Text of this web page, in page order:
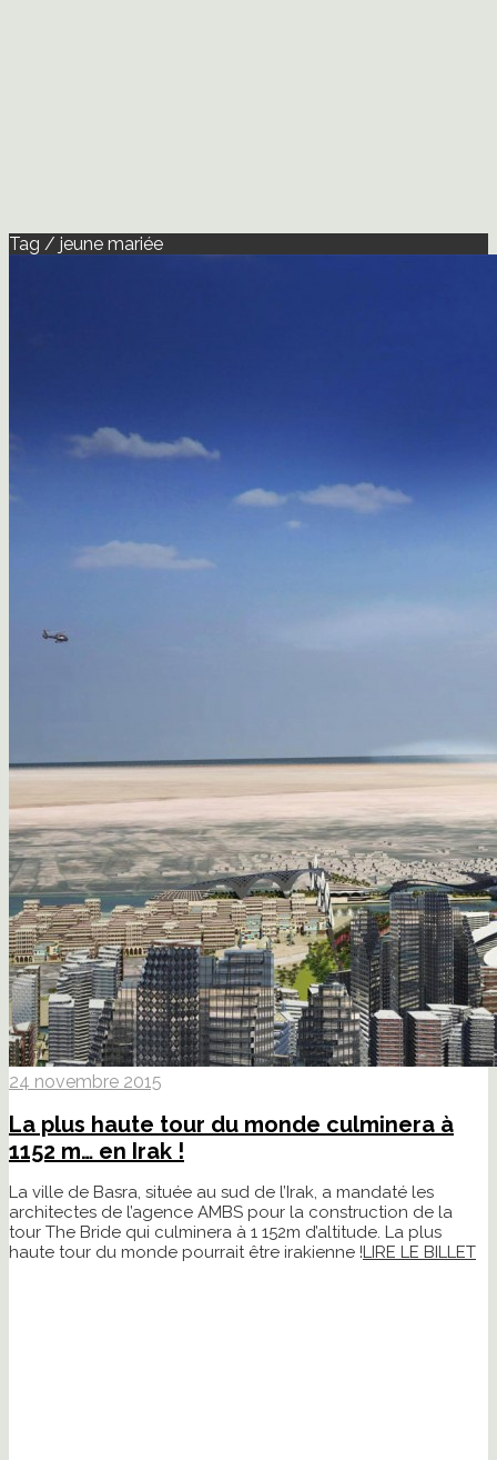
Tag / jeune mariée
24 novembre 2015
La plus haute tour du monde culminera à
1152 m… en Irak !
La ville de Basra, située au sud de l’Irak, a mandaté les
architectes de l’agence AMBS pour la construction de la
tour The Bride qui culminera à 1 152m d’altitude. La plus
haute tour du monde pourrait être irakienne !LIRE LE BILLET